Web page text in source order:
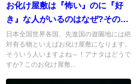
お化け屋敷は『怖い』のに『好
き』な人がいるのはなぜ?その理
由とは?
日本全国世界各国、先進国の遊園地には絶
対有る物といえばお化け屋敷になります。
そういう人いますよね～！アナタはどうで
すか? このお化け屋敷...